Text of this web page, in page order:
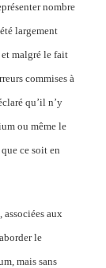
nombre
largement
malgré le fait
commises à
qu’il n’y
ou même le
ce soit en
aux
le
mais sans